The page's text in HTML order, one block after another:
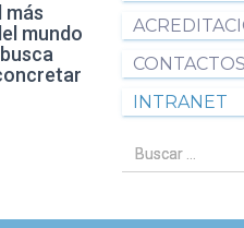
más
mundo
CONTACTOS
INTRANET
u
c
Buscar …
Buscar …